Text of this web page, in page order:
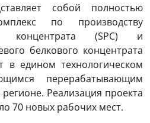
собой полностью
по производству
концентрата (SPC) и
белкового концентрата
в едином технологическом
перерабатывающим
Реализация проекта
70 новых рабочих мест.